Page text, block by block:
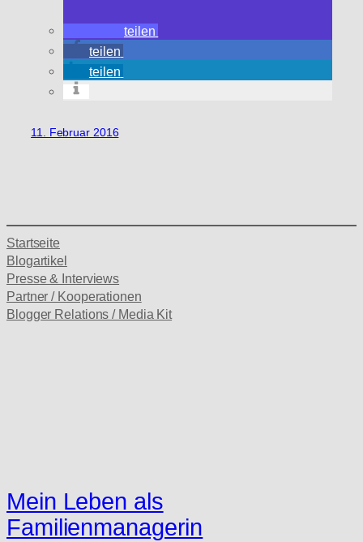
teilen
teilen
teilen
11. Februar 2016
Startseite
Blogartikel
Presse & Interviews
Partner / Kooperationen
Blogger Relations / Media Kit
Mein Leben als
Familienmanagerin